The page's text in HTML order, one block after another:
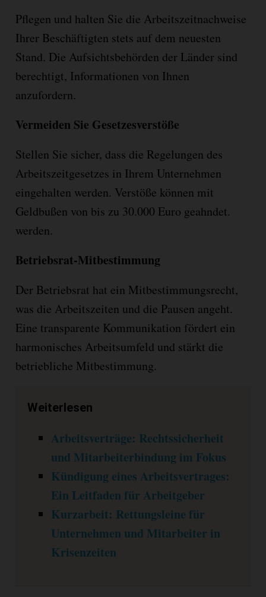
Pflegen und halten Sie die Arbeitszeitnachweise
Ihrer Beschäftigten stets auf dem neuesten
Stand. Die Aufsichtsbehörden der Länder sind
berechtigt, Informationen von Ihnen
anzufordern.
Vermeiden Sie Gesetzesverstöße
Stellen Sie sicher, dass die Regelungen des
Arbeitszeitgesetzes in Ihrem Unternehmen
eingehalten werden. Verstöße können mit
Geldbußen von bis zu 30.000 Euro geahndet.
werden.
Betriebsrat-Mitbestimmung
Der Betriebsrat hat ein Mitbestimmungsrecht,
was die Arbeitszeiten und die Pausen angeht.
Eine transparente Kommunikation fördert ein
harmonisches Arbeitsumfeld und stärkt die
betriebliche Mitbestimmung.
Weiterlesen
Arbeitsverträge: Rechtssicherheit
und Mitarbeiterbindung im Fokus
Kündigung eines Arbeitsvertrages:
Ein Leitfaden für Arbeitgeber
Kurzarbeit: Rettungsleine für
Unternehmen und Mitarbeiter in
Krisenzeiten